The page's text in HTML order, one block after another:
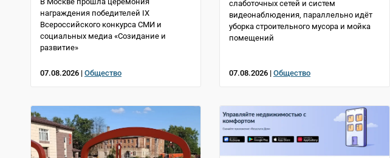
награждения победителей IX
Всероссийского конкурса СМИ и
социальных медиа «Созидание и
развитие»
07.08.2026 | Общество
слаботочных сетей и систем
видеонаблюдения, параллельно идёт
уборка строительного мусора и мойка
помещений
07.08.2026 | Общество